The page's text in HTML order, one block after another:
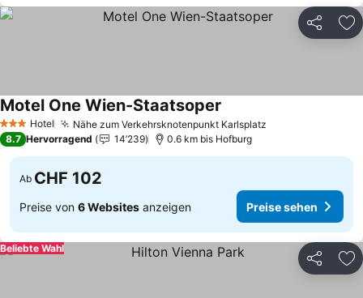
Teilen
3 SterneHotel Nähe zum Verkehrsknotenpunkt Karlsplatz
Motel One Wien-Staatsoper
8.7 Hervorragend 14’239 0.6 km bis Hofburg
Ab CHF 102
Preise von 6 Websites anzeigen Preise sehen
Teilen
Beliebte Wahl